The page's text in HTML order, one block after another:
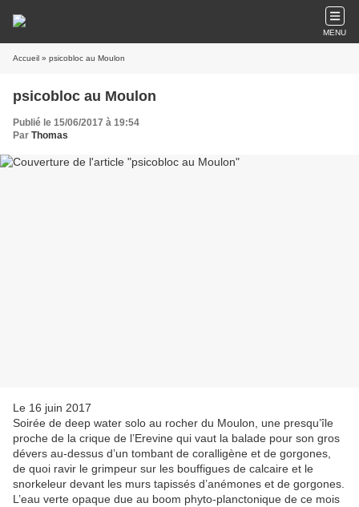
MENU
Accueil » psicobloc au Moulon
psicobloc au Moulon
Publié le 15/06/2017 à 19:54
Par Thomas
Le 16 juin 2017
Soirée de deep water solo au rocher du Moulon, une presqu’île
proche de la crique de l’Erevine qui vaut la balade pour son gros
dévers au-dessus d’un tombant de coralligène et de gorgones,
de quoi ravir le grimpeur sur les bouffigues de calcaire et le
snorkeleur devant les murs tapissés d’anémones et de gorgones.
L’eau verte opaque due au boom phyto-planctonique de ce mois